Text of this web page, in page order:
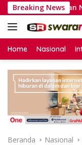
Langsung
ke
konten
Breaking News
Nasional
Home Nasional
Beranda Nasional